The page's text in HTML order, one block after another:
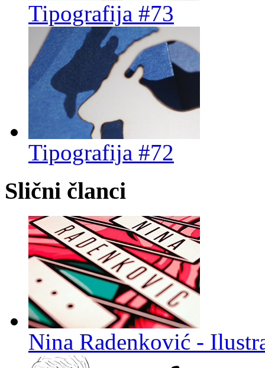
Tipografija #73
Tipografija #72
Slični članci
Nina Radenković -